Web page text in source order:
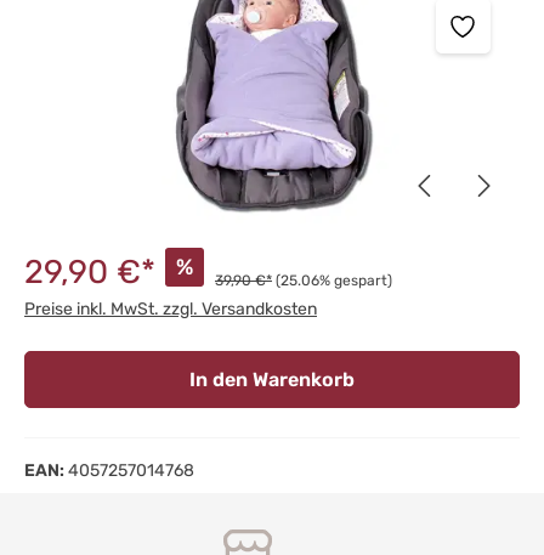
29,90 €* % 39,90 €* (25.06% gespart)
Preise inkl. MwSt. zzgl. Versandkosten
In den Warenkorb
EAN: 4057257014768